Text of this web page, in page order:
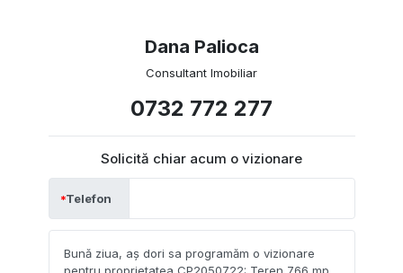
Dana Palioca
Consultant Imobiliar
0732 772 277
Solicită chiar acum o vizionare
Telefon